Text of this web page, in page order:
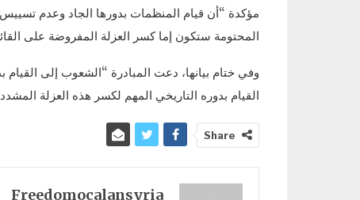
مؤكدة “أن قيام المنظمات بدورها الجاد وعدم تسييس
المحتومة ستكون إما كسر العزلة المفروضة على
وفي ختام بيانها، دعت المبادرة “الشعوب إلى القيام
القيام بدوره التاريخي المهم لكسر هذه العزلة
Share
Freedomocalansyria